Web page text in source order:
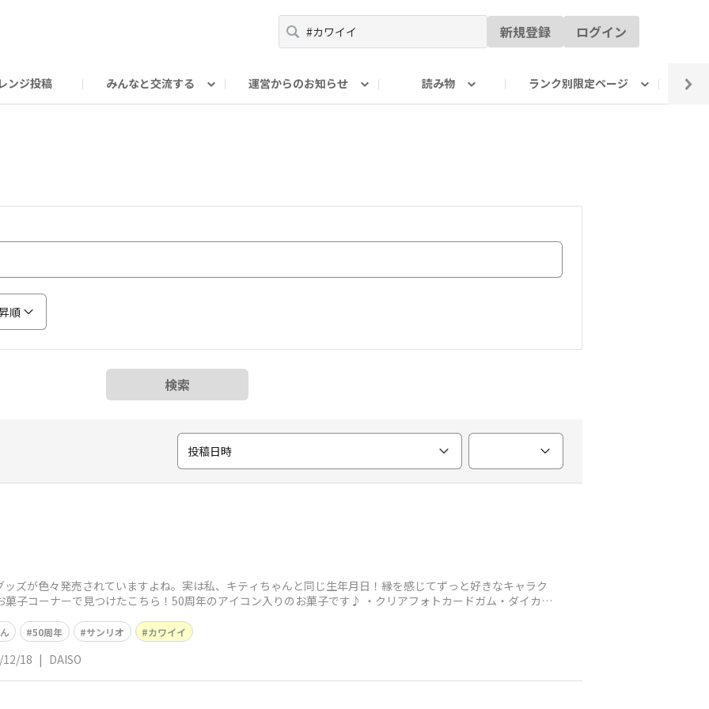
新規登録 ログイン
ンジ投稿 みんなと交流する 運営からのお知らせ 読み物 ランク別限定ページ
順
検索
投稿日時
ズが色々発売されていますよね。実は私、キティちゃんと同じ生年月日！縁を感じてずっと好きなキャラク
菓子コーナーで見つけたこちら！50周年のアイコン入りのお菓子です♪ ・クリアフォトカードガム・ダイカッ
50周年 サンリオ カワイイ
18 | DAISO